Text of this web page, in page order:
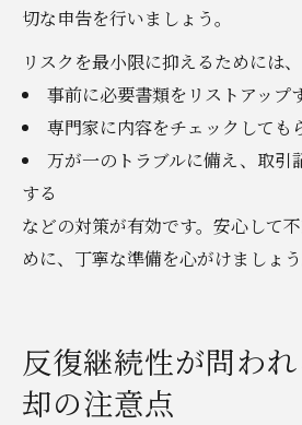
切な申告を行いましょう。
リスクを最小限に抑えるためには、
事前に必要書類をリストアップ
専門家に内容をチェックしても
万が一のトラブルに備え、取引
する
などの対策が有効です。安心して
めに、丁寧な準備を心がけましょう
反復継続性が問わ
却の注意点